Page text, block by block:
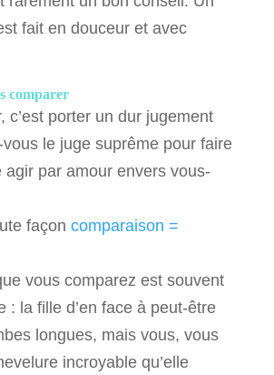
fait en douceur et avec
comparer
c’est porter un dur jugement
le juge suprême pour faire
agir par amour envers vous-
façon comparaison =
vous comparez est souvent
: la fille d’en face à peut-être
longues, mais vous, vous
incroyable qu’elle